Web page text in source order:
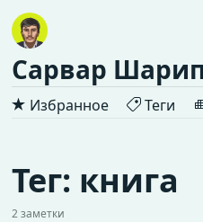
Сарвар
Избранное Теги
Тег: книга
2 заметки